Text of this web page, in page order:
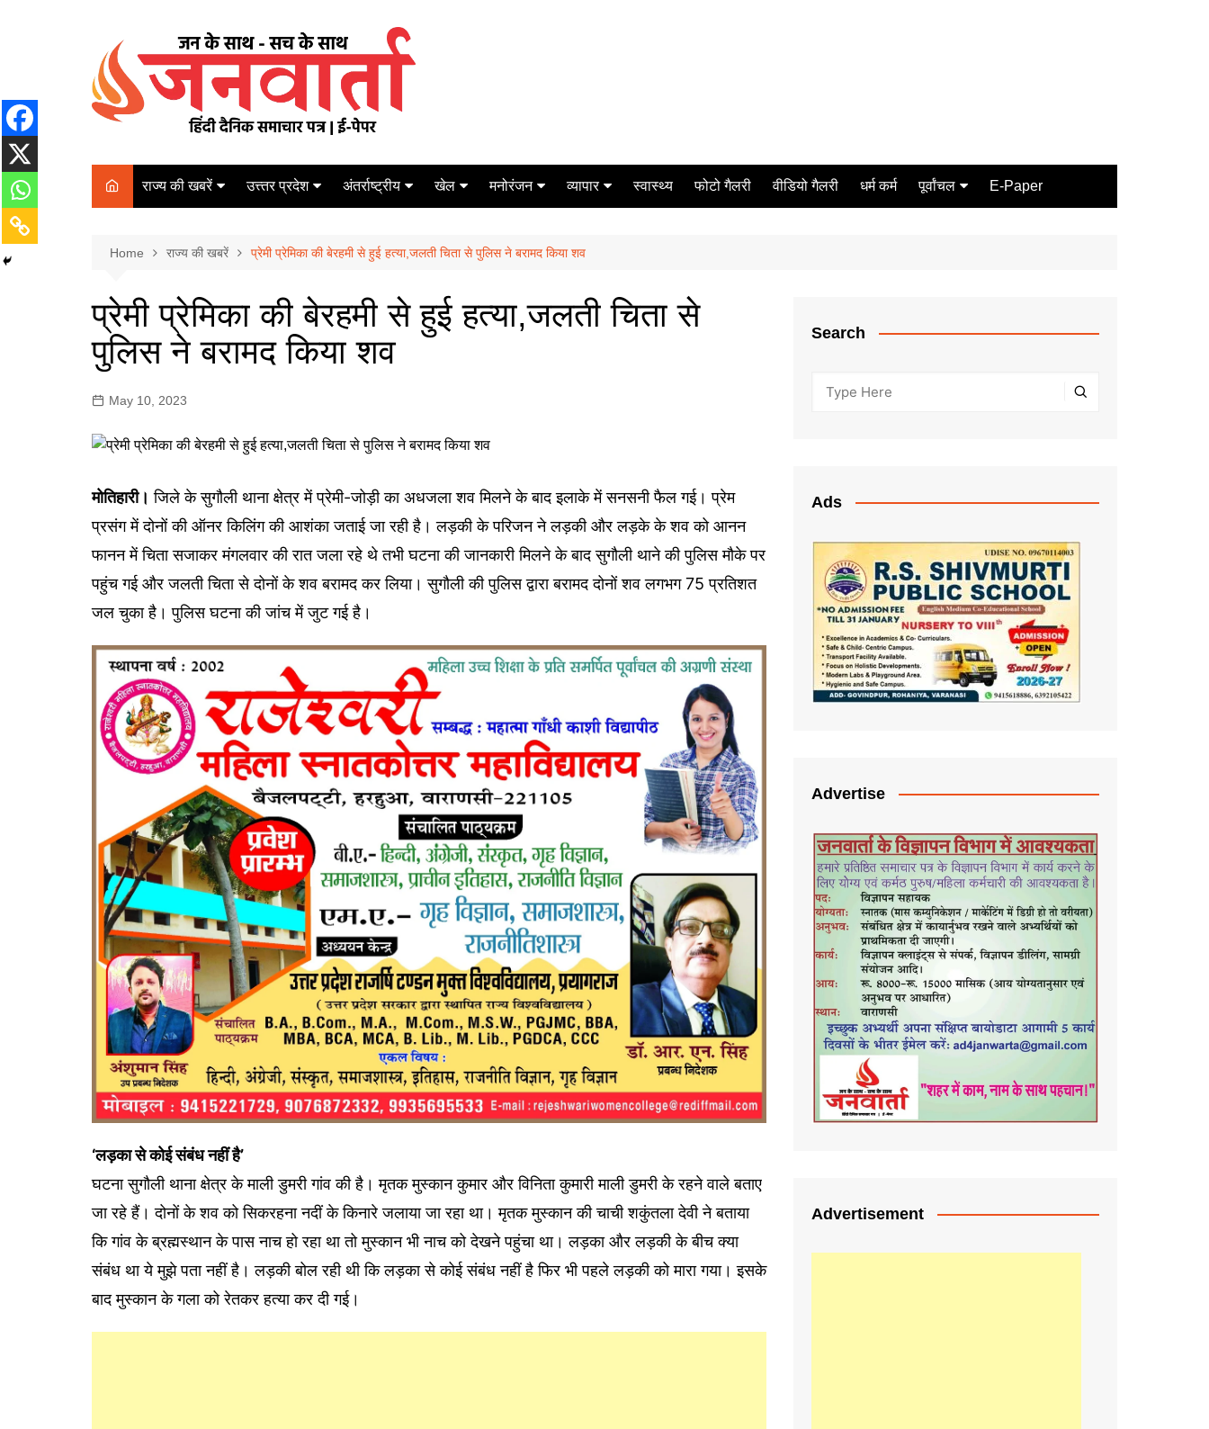
राज्य की खबरें
पटना
कोलकाता
नई दिल्ली
मुम्बई
उत्त्तर प्रदेश
कानपुर
आज़मगढ़
ग़ाज़ीपुर
लखनऊ
अंतर्राष्ट्रीय खेल
टेनिस
मनोरंजन
मिर्च मसाला
व्यापार
ऑटो मोबाइल
स्वास्थ्य फोटो गैलरी वीडियो गैलरी धर्म कर्म पूर्वांचल E-Paper
Home राज्य की खबरें प्रेमी प्रेमिका की बेरहमी से हुई हत्या,जलती चिता से पुलिस ने बरामद किया शव
प्रेमी प्रेमिका की बेरहमी से हुई हत्या,जलती चिता से
पुलिस ने बरामद किया शव
May 10, 2023
मोतिहारी। जिले के सुगौली थाना क्षेत्र में प्रेमी-जोड़ी का अधजला शव मिलने के बाद इलाके में सनसनी फैल गई। प्रेम
प्रसंग में दोनों की ऑनर किलिंग की आशंका जताई जा रही है। लड़की के परिजन ने लड़की और लड़के के शव को आनन
फानन में चिता सजाकर मंगलवार की रात जला रहे थे तभी घटना की जानकारी मिलने के बाद सुगौली थाने की पुलिस मौके पर
पहुंच गई और जलती चिता से दोनों के शव बरामद कर लिया। सुगौली की पुलिस द्वारा बरामद दोनों शव लगभग 75 प्रतिशत
जल चुका है। पुलिस घटना की जांच में जुट गई है।
‘लड़का से कोई संबंध नहीं है’
घटना सुगौली थाना क्षेत्र के माली डुमरी गांव की है। मृतक मुस्कान कुमार और विनिता कुमारी माली डुमरी के रहने वाले बताए
जा रहे हैं। दोनों के शव को सिकरहना नदीं के किनारे जलाया जा रहा था। मृतक मुस्कान की चाची शकुंतला देवी ने बताया
कि गांव के ब्रह्मस्थान के पास नाच हो रहा था तो मुस्कान भी नाच को देखने पहुंचा था। लड़का और लड़की के बीच क्या
संबंध था ये मुझे पता नहीं है। लड़की बोल रही थी कि लड़का से कोई संबंध नहीं है फिर भी पहले लड़की को मारा गया। इसके
बाद मुस्कान के गला को रेतकर हत्या कर दी गई।
Search
Ads
Advertise
Advertisement